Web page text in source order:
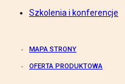
Szkolenia i konferencje
MAPA STRONY
OFERTA PRODUKTOWA